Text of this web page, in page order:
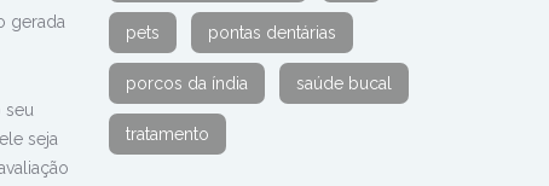
gerada
seu
seja
pets pontas dentárias
porcos da índia saúde bucal
tratamento